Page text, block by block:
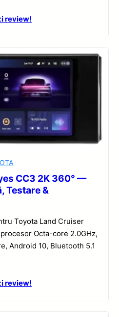
review!
CC3 2K 360° —
Testare &
Toyota Land Cruiser
Octa-core 2.0GHz,
Android 10, Bluetooth 5.1
review!